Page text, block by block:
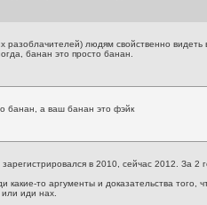
разоблачителей) людям свойственно видеть
банан это просто банан.
банан, а ваш банан это фэйк
в 2010, сейчас 2012. За 2
какие-то аргументы и доказательства того,
иди нах.